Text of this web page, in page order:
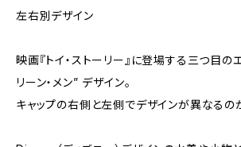
左右別デザイン
映画『トイ・ストーリー』に登場する三つ目の
リーン・メン” デザイン。
キャップの右側と左側でデザインが異なるの